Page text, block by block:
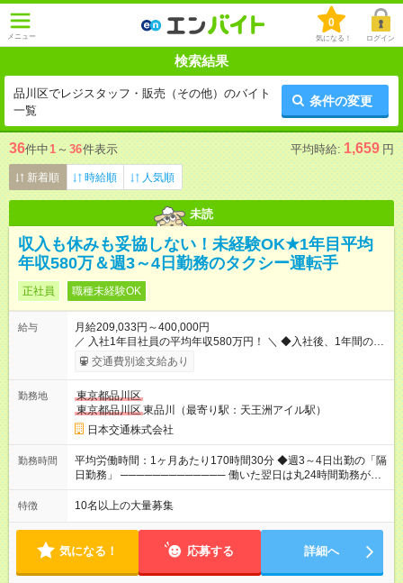
メニュー
0
気になる！ ログイン
検索結果
品川区でレジスタッフ・販売（その他）のバイト
一覧
条件の変更
36件中1 ～ 36件表示 平均時給: 1,659 円
新着順 時給順 人気順
未読
収入も休みも妥協しない！未経験OK★1年目平均
年収580万＆週3～4日勤務のタクシー運転手
正社員 職種未経験OK
給与
月給209,033円～400,000円
／ 入社1年目社員の平均年収580万円！ ＼ ◆入社後、1年間の給
与保証あり！ ─────────────── 乗務にじっくりと慣れて
いただけるよう、売上に関係なく給与を保証します。保証額以
たします。 【入社1～3カ月目】月給40万円保証 【入社4～12カ
月目】月給35万円保証 【入社13カ月以降】月給20万9033円＋
歩合＋賞与年3回 ※上記には、一律支給の手当を含みます。
※「厚生労働省のタクシー運転者の最低賃金計算方法に基づ
く」 ◆業界最高水準の歩合率で還元！ ───────────────
売上の62%が歩合や賞与として還元されるため、頑張った分だ
も！ 【試用期間】試用期間あり 試用期間の長さ：3ヶ月 雇用形
態、給与は本採用時と同じです。 試用期間中の労働条件は本採
用と同じです。
交通費別途支給あり
勤務地
東京都品川区
東京都品川区東品川（最寄り駅：天王洲アイル駅）
日本交通株式会社
勤務時間
平均労働時間：1ヶ月あたり170時間30分 ◆週3～4日出勤の「隔
日勤務」 ───────────── 働いた翌日は丸24時間勤務が入
りません。 ◆最も稼ぎやすい時間帯で勤務
───────────── シフトは、15：00～翌10：00 ※月間労働
7.5h ※残業は基本的にありません 平均労働時間：1ヶ月あたり
170時間30分 ◆週3～4日出勤の「隔日勤務」
───────────── 働いた翌日は丸24時間勤務が入りませ
ん。 ◆最も稼ぎやすい時間帯で勤務 ───────────── シフ
特徴 10名以上の大量募集
気になる！ 応募する 詳細へ